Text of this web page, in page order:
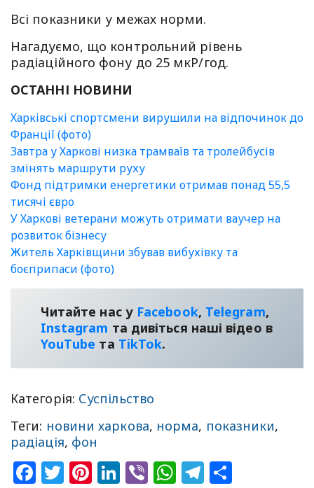
Всі показники у межах норми.
Нагадуємо, що контрольний рівень
радіаційного фону до 25 мкР/год.
ОСТАННІ НОВИНИ
Харківські спортсмени вирушили на відпочинок до
Франції (фото)
Завтра у Харкові низка трамваїв та тролейбусів
змінять маршрути руху
Фонд підтримки енергетики отримав понад 55,5
тисячі євро
У Харкові ветерани можуть отримати ваучер на
розвиток бізнесу
Житель Харківщини збував вибухівку та
боєприпаси (фото)
Читайте нас у Facebook, Telegram,
Instagram та дивіться наші відео в
YouТube та TikTok.
Категорія: Суспільство
Теги: новини харкова, норма, показники,
радіація, фон
Facebook
Twitter
Pinterest
LinkedIn
ViberWhatsApp
Telegram